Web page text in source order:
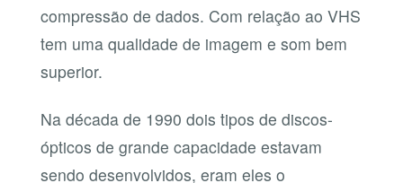
compressão de dados. Com relação ao VHS
tem uma qualidade de imagem e som bem
superior.
Na década de 1990 dois tipos de discos-
ópticos de grande capacidade estavam
sendo desenvolvidos, eram eles o